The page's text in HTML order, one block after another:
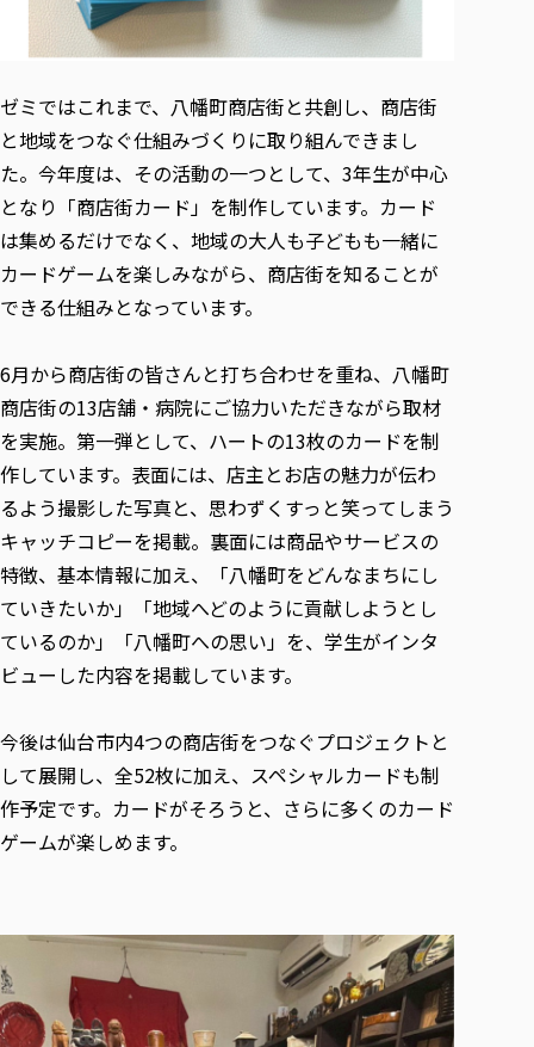
教育実践活動（教育学科学生のみ受講可能）
禅のこころ
学費（学部学科）
授業料減免・奨学金等
宿舎の紹介
学生生活サポート
学生自主活動支援
社会人学生の育児支援（一時預かり）
学生総合補償制度
スポーツ傷害保険
ゼミではこれまで、八幡町商店街と共創し、商店街
と地域をつなぐ仕組みづくりに取り組んできまし
た。今年度は、その活動の一つとして、3年生が中心
となり「商店街カード」を制作しています。カード
は集めるだけでなく、地域の大人も子どもも一緒に
カードゲームを楽しみながら、商店街を知ることが
できる仕組みとなっています。
6月から商店街の皆さんと打ち合わせを重ね、八幡町
商店街の13店舗・病院にご協力いただきながら取材
を実施。第一弾として、ハートの13枚のカードを制
作しています。表面には、店主とお店の魅力が伝わ
るよう撮影した写真と、思わずくすっと笑ってしまう
キャッチコピーを掲載。裏面には商品やサービスの
特徴、基本情報に加え、「八幡町をどんなまちにし
ていきたいか」「地域へどのように貢献しようとし
ているのか」「八幡町への思い」を、学生がインタ
ビューした内容を掲載しています。
今後は仙台市内4つの商店街をつなぐプロジェクトと
して展開し、全52枚に加え、スペシャルカードも制
作予定です。カードがそろうと、さらに多くのカード
ゲームが楽しめます。